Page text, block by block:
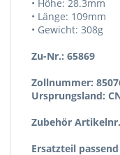
• Höhe: 28.3mm
• Länge: 109mm
• Gewicht: 308g
Zu-Nr.: 65869
Zollnummer:
Ursprungsland:
Zubehör
Ersatzteil